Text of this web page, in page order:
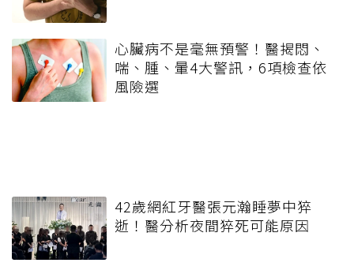
心臟病不是毫無預警！醫揭悶、
喘、腫、暈4大警訊，6項檢查依
風險選
42歲網紅牙醫張元瀚睡夢中猝
逝！醫分析夜間猝死可能原因